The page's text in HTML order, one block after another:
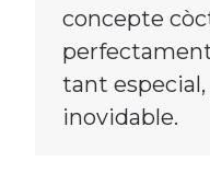
concepte
tant
inovidable.